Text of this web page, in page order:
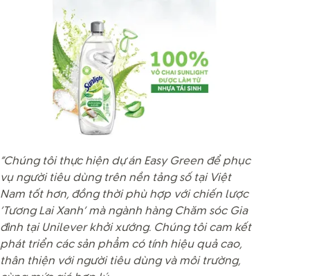
“Chúng tôi thực hiện dự án Easy Green để phục
vụ người tiêu dùng trên nền tảng số tại Việt
Nam tốt hơn, đồng thời phù hợp với chiến lược
‘Tương Lai Xanh’ mà ngành hàng Chăm sóc Gia
đình tại Unilever khởi xướng. Chúng tôi cam kết
phát triển các sản phẩm có tính hiệu quả cao,
thân thiện với người tiêu dùng và môi trường,